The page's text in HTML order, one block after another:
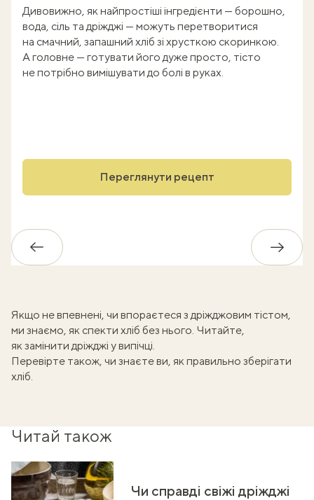
Дивовижно, як найпростіші інгредієнти — борошно,
вода, сіль та дріжджі — можуть перетворитися
на смачний, запашний хліб зі хрусткою скоринкою.
А головне — готувати його дуже просто, тісто
не потрібно вимішувати до болі в руках.
Переглянути рецепт
Назад
Якщо не впевнені, чи впораєтеся з дріжджовим тістом,
ми знаємо, як спекти хліб без нього. Читайте,
як замінити дріжджі у випічці.
Перевірте також, чи знаєте ви, як правильно зберігати
хліб.
Читай також
Чи справді свіжі дріжджі